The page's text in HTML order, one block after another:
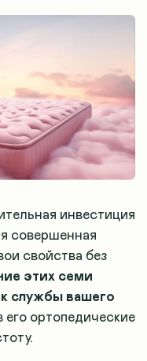
инвестиция
совершенная
свойства без
этих семи
службы вашего
его ортопедические